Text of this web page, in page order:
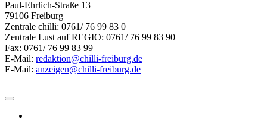
Paul-Ehrlich-Straße 13
79106 Freiburg
Zentrale chilli: 0761/ 76 99 83 0
Zentrale Lust auf REGIO: 0761/ 76 99 83 90
Fax: 0761/ 76 99 83 99
E-Mail: redaktion@chilli-freiburg.de
E-Mail: anzeigen@chilli-freiburg.de